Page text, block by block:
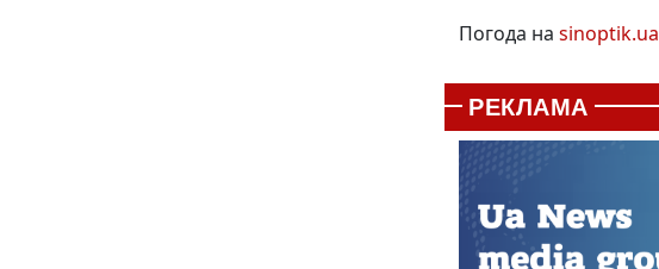
Погода на sinoptik.ua
РЕКЛАМА